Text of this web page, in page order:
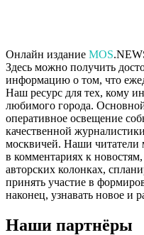
Онлайн издание MOS
Здесь можно получить
информацию о том, что
Наш ресурс для тех, кому
любимого города.
оперативное освещение
качественной
москвичей. Наши читатели
в комментариях к
авторских колонках,
принять участие в
наконец, узнавать новое и
Наши партнёры